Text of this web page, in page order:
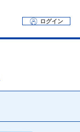
ログイン